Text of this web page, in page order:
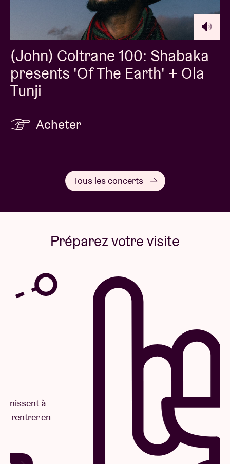
(John) Coltrane 100: Shabaka
presents 'Of The Earth' + Ola
Tunji
Acheter
Tous les concerts
Préparez votre visite